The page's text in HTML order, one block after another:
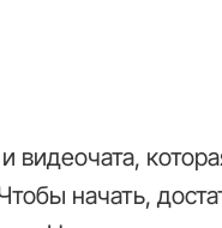
видеочата,
начать,